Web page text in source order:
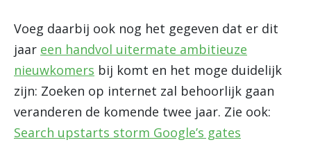
Voeg daarbij ook nog het gegeven dat er dit
jaar een handvol uitermate ambitieuze
nieuwkomers bij komt en het moge duidelijk
zijn: Zoeken op internet zal behoorlijk gaan
veranderen de komende twee jaar. Zie ook:
Search upstarts storm Google’s gates